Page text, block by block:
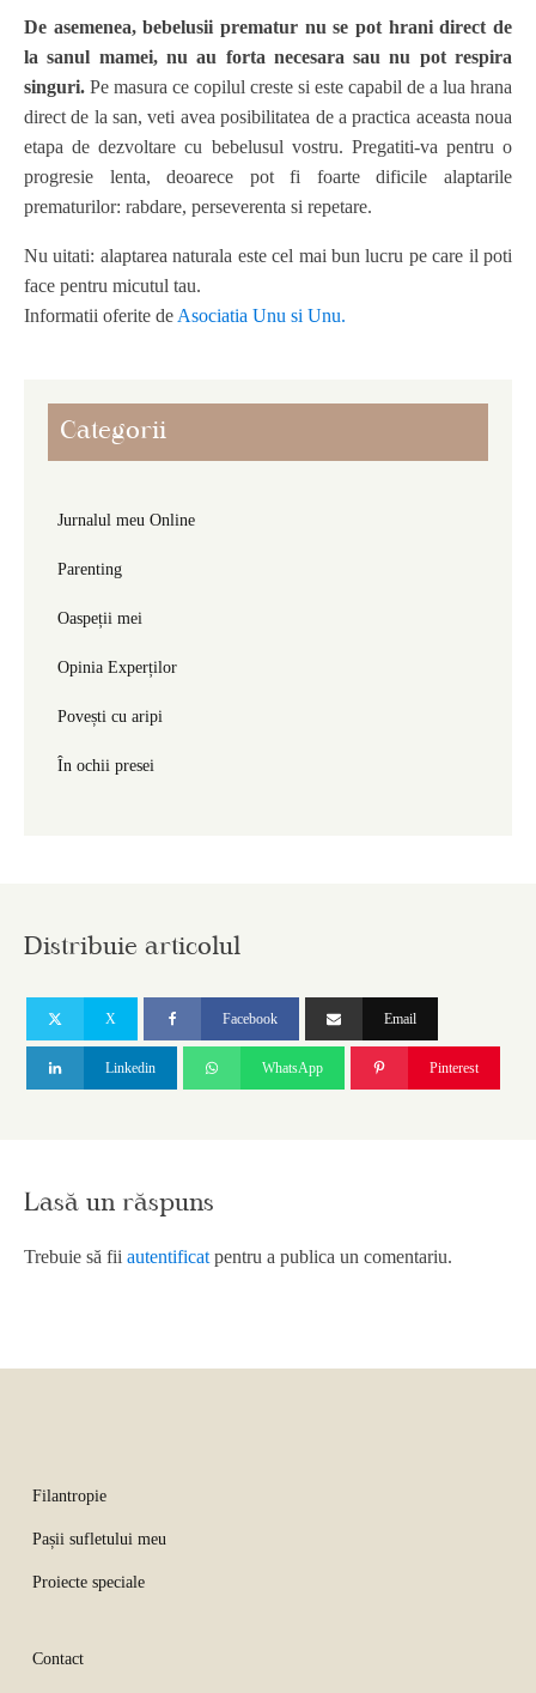
Categorii
Jurnalul meu Online
Parenting
Oaspeții mei
Opinia Experților
Povești cu aripi
În ochii presei
De asemenea, bebelusii prematur nu se pot hrani direct de
la sanul mamei, nu au forta necesara sau nu pot respira
singuri. Pe masura ce copilul creste si este capabil de a lua hrana
direct de la san, veti avea posibilitatea de a practica aceasta noua
etapa de dezvoltare cu bebelusul vostru. Pregatiti-va pentru o
progresie lenta, deoarece pot fi foarte dificile alaptarile
prematurilor: rabdare, perseverenta si repetare.
Nu uitati: alaptarea naturala este cel mai bun lucru pe care il poti
face pentru micutul tau.
Informatii oferite de Asociatia Unu si Unu.
Distribuie articolul
X Facebook Email
Linkedin WhatsApp Pinterest
Lasă un răspuns
Trebuie să fii autentificat pentru a publica un comentariu.
Filantropie
Pașii sufletului meu
Proiecte speciale
Contact